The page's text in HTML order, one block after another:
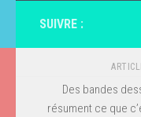
SUIVRE :
Des bandes
résument ce que